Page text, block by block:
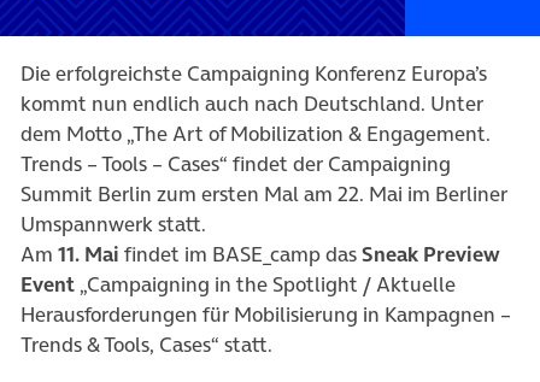
Die erfolgreichste Campaigning Konferenz Europa’s
kommt nun endlich auch nach Deutschland. Unter
dem Motto „The Art of Mobilization & Engagement.
Trends – Tools – Cases“ findet der Campaigning
Summit Berlin zum ersten Mal am 22. Mai im Berliner
Umspannwerk statt.
Am 11. Mai findet im BASE_camp dasSneak Preview
Event „Campaigning in the Spotlight / Aktuelle
Herausforderungen für Mobilisierung in Kampagnen –
Trends & Tools, Cases“ statt.